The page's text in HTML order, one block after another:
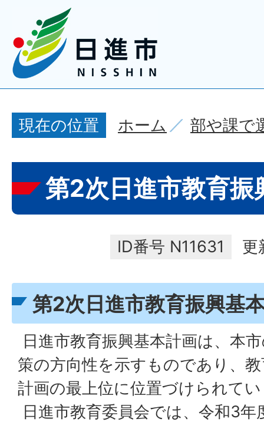
現在の位置 ホーム 部や課で
第2次日進市教育振
ID番号 N11631 更
第2次日進市教育振興基
日進市教育振興基本計画は、本
策の方向性を示すものであり、
計画の最上位に位置づけられて
日進市教育委員会では、令和3